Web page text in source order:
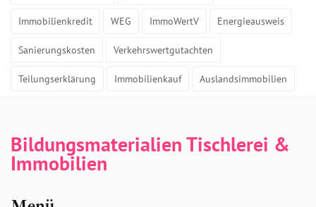
Immobilienkredit WEG ImmoWertV Energieausweis
Sanierungskosten Verkehrswertgutachten
Teilungserklärung Immobilienkauf Auslandsimmobilien
Bildungsmaterialien Tischlerei &
Immobilien